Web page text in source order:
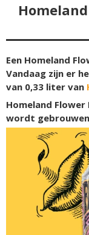
Een Homeland
Vandaag zijn er
van 0,33 liter van
Homeland Flower
wordt